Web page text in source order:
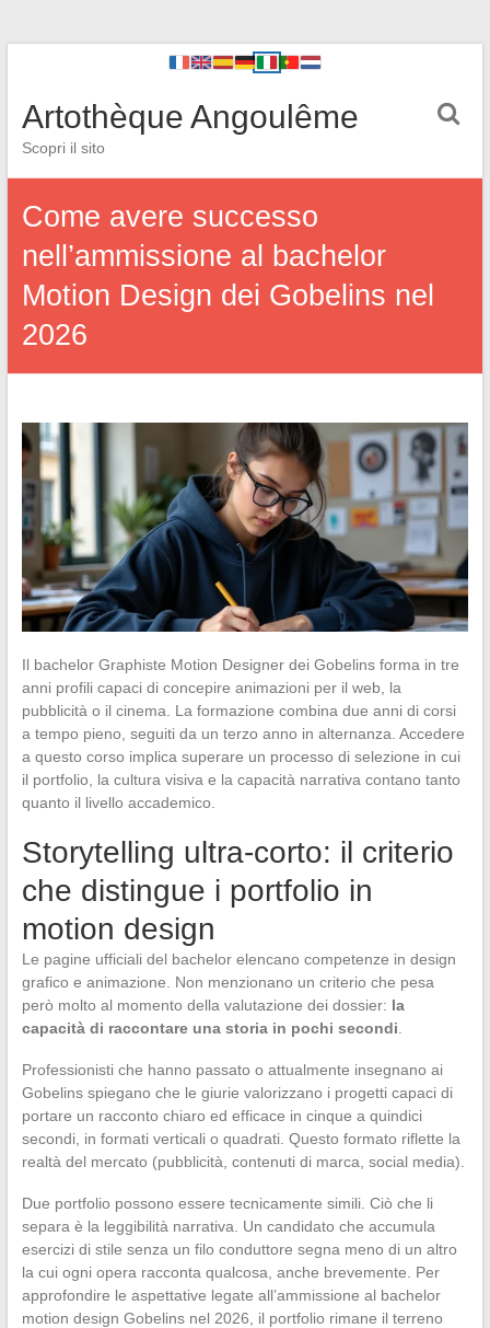
Artothèque Angoulême
Scopri il sito
Come avere successo
nell’ammissione al bachelor
Motion Design dei Gobelins nel
2026
Il bachelor Graphiste Motion Designer dei Gobelins forma in tre
anni profili capaci di concepire animazioni per il web, la
pubblicità o il cinema. La formazione combina due anni di corsi
a tempo pieno, seguiti da un terzo anno in alternanza. Accedere
a questo corso implica superare un processo di selezione in cui
il portfolio, la cultura visiva e la capacità narrativa contano tanto
quanto il livello accademico.
Storytelling ultra-corto: il criterio
che distingue i portfolio in
motion design
Le pagine ufficiali del bachelor elencano competenze in design
grafico e animazione. Non menzionano un criterio che pesa
però molto al momento della valutazione dei dossier: la
capacità di raccontare una storia in pochi secondi
Professionisti che hanno passato o attualmente insegnano ai
Gobelins spiegano che le giurie valorizzano i progetti capaci di
portare un racconto chiaro ed efficace in cinque a quindici
secondi, in formati verticali o quadrati. Questo formato riflette la
realtà del mercato (pubblicità, contenuti di marca, social media).
Due portfolio possono essere tecnicamente simili. Ciò che li
separa è la leggibilità narrativa. Un candidato che accumula
esercizi di stile senza un filo conduttore segna meno di un altro
la cui ogni opera racconta qualcosa, anche brevemente. Per
approfondire le aspettative legate all’ammissione al bachelor
motion design Gobelins nel 2026, il portfolio rimane il terreno